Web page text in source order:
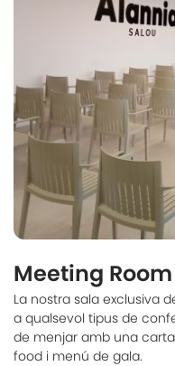
Meeting Room
La nostra sala exclusiva
a qualsevol tipus de
de menjar amb una
food i menú de gala.